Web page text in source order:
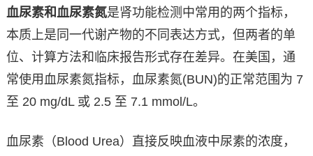
血尿素和血尿素氮是肾功能检测中常用的两个指标，
本质上是同一代谢产物的不同表达方式，但两者的单
位、计算方法和临床报告形式存在差异。在美国，通
常使用血尿素氮指标，血尿素氮(BUN)的正常范围为 7
至 20 mg/dL 或 2.5 至 7.1 mmol/L。
血尿素（Blood Urea）直接反映血液中尿素的浓度，